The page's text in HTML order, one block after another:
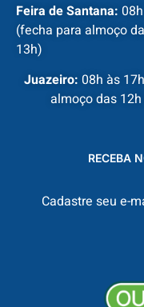
Feira de Santana:
(fecha para almoço
13h)
Juazeiro: 08h às
almoço das
RECEBA
Cadastre seu e-